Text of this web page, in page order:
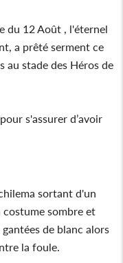
du 12 Août , l'éternel
a prêté serment ce
au stade des Héros de
s'assurer d’avoir
sortant d'un
costume sombre et
de blanc alors
la foule.